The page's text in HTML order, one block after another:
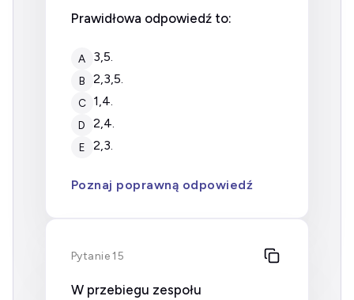
Prawidłowa odpowiedź to:
A 3,5.
B 2,3,5.
C 1,4.
D 2,4.
E 2,3.
Poznaj poprawną odpowiedź
Pytanie 15
W przebiegu zespołu